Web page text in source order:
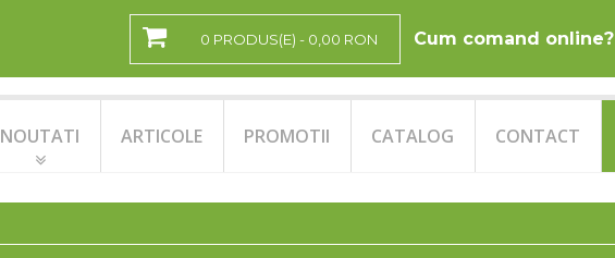
Cum comand online?
0 PRODUS(E) - 0,00 RON
NOUTATI ARTICOLE PROMOTII CATALOG CONTACT